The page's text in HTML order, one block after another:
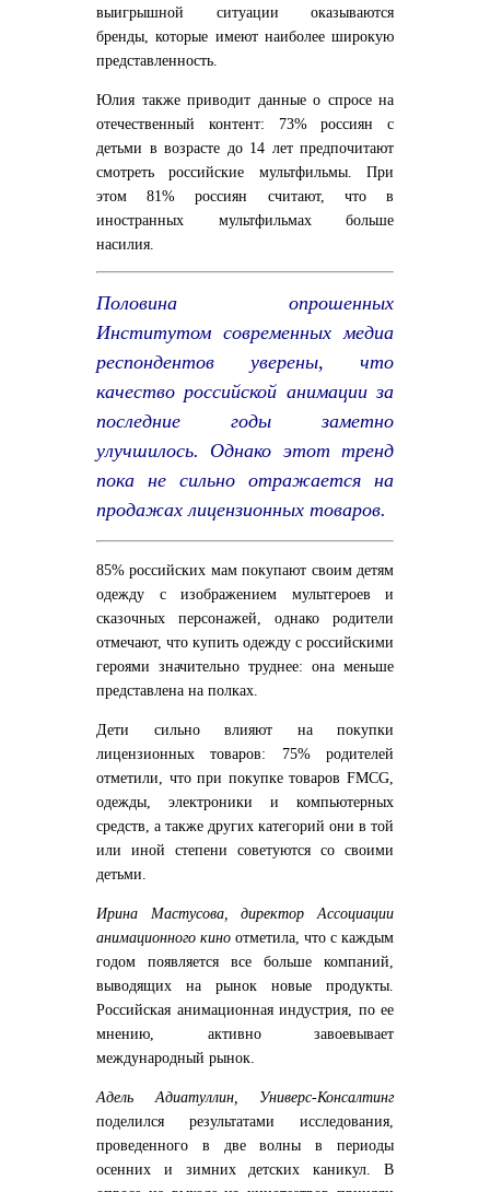
выигрышной ситуации оказываются
бренды, которые имеют наиболее широкую
представленность.
Юлия также приводит данные о спросе на
отечественный контент: 73% россиян с
детьми в возрасте до 14 лет предпочитают
смотреть российские мультфильмы. При
этом 81% россиян считают, что в
иностранных мультфильмах больше
насилия.
Половина опрошенных
Институтом современных медиа
респондентов уверены, что
качество российской анимации за
последние годы заметно
улучшилось. Однако этот тренд
пока не сильно отражается на
продажах лицензионных товаров.
85% российских мам покупают своим детям
одежду с изображением мультгероев и
сказочных персонажей, однако родители
отмечают, что купить одежду с российскими
героями значительно труднее: она меньше
представлена на полках.
Дети сильно влияют на покупки
лицензионных товаров: 75% родителей
отметили, что при покупке товаров FMCG,
одежды, электроники и компьютерных
средств, а также других категорий они в той
или иной степени советуются со своими
детьми.
Ирина Мастусова, директор Ассоциации
анимационного кино отметила, что с каждым
годом появляется все больше компаний,
выводящих на рынок новые продукты.
Российская анимационная индустрия, по ее
мнению, активно завоевывает
международный рынок.
Адель Адиатуллин, Универс-Консалтинг
поделился результатами исследования,
проведенного в две волны в периоды
осенних и зимних детских каникул. В